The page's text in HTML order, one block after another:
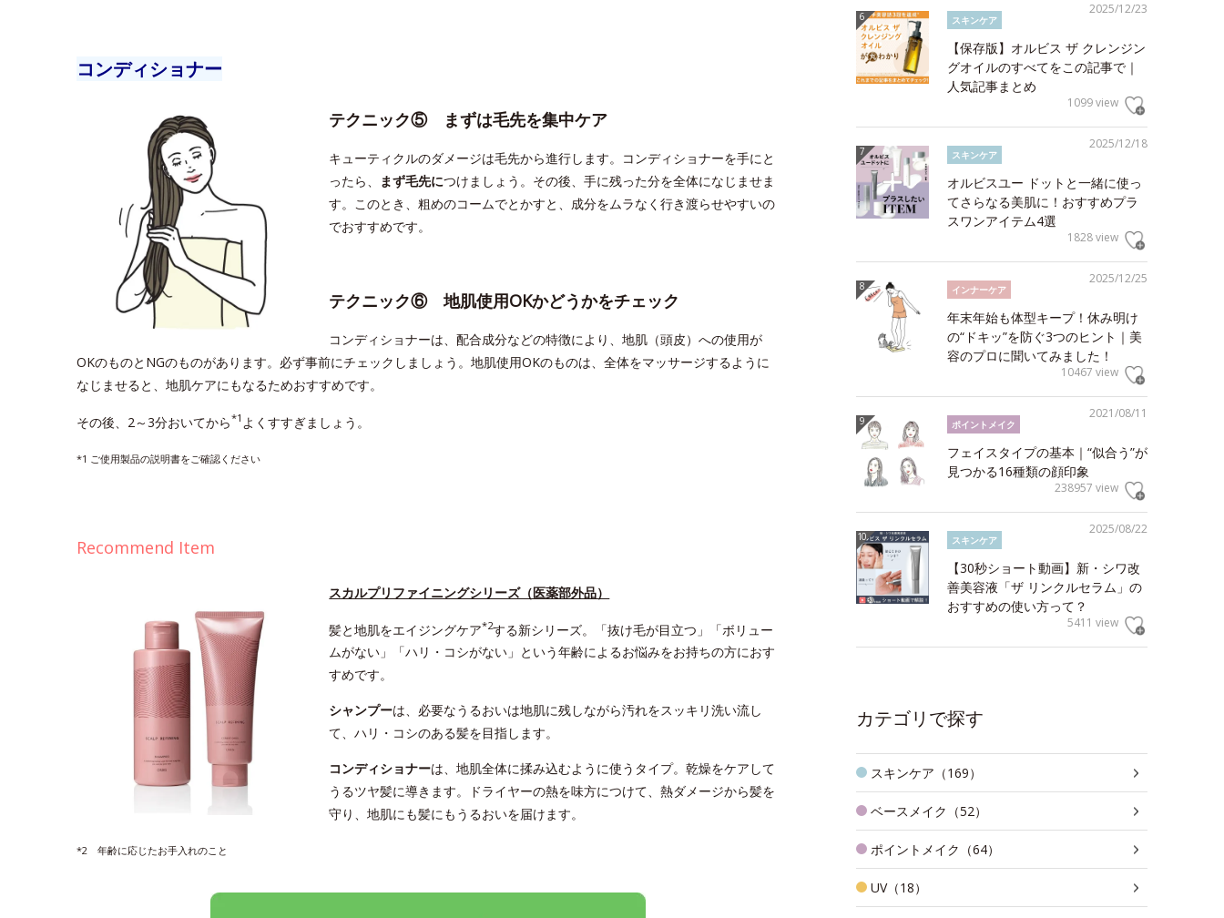
コンディショナー
テクニック⑤ まずは毛先を集中ケア
キューティクルのダメージは毛先から進行します。コンディショナーを手にと
ったら、 まず毛先につけましょう。その後、手に残った分を全体になじませま
す。このとき、粗めのコームでとかすと、成分をムラなく行き渡らせやすいの
でおすすめです。
テクニック⑥ 地肌使用OKかどうかをチェック
コンディショナーは、配合成分などの特徴により、地肌（頭皮）への使用が
OKのものとNGのものがあります。必ず事前にチェックしましょう。地肌使用OKのものは、全体をマッサージするように
なじませると、地肌ケアにもなるためおすすめです。
その後、2～3分おいてから*1 よくすすぎましょう。
*1 ご使用製品の説明書をご確認ください
Recommend Item
スカルプリファイニングシリーズ（医薬部外品）
髪と地肌をエイジングケア*2する新シリーズ。「抜け毛が目立つ」「ボリュー
ムがない」「ハリ・コシがない」という年齢によるお悩みをお持ちの方におす
すめです。
シャンプーは、必要なうるおいは地肌に残しながら汚れをスッキリ洗い流し
て、ハリ・コシのある髪を目指します。
コンディショナーは、地肌全体に揉み込むように使うタイプ。乾燥をケアして
うるツヤ髪に導きます。ドライヤーの熱を味方につけて、熱ダメージから髪を
守り、地肌にも髪にもうるおいを届けます。
*2 年齢に応じたお手入れのこと
2025/12/23
スキンケア
【保存版】オルビス ザ クレンジン
グオイルのすべてをこの記事で｜
人気記事まとめ
1099 view
2025/12/18
スキンケア
オルビスユー ドットと一緒に使っ
てさらなる美肌に！おすすめプラ
スワンアイテム4選
1828 view
2025/12/25
インナーケア
年末年始も体型キープ！休み明け
の“ドキッ”を防ぐ3つのヒント｜美
容のプロに聞いてみました！
10467 view
2021/08/11
ポイントメイク
フェイスタイプの基本｜“似合う”が
見つかる16種類の顔印象
238957 view
2025/08/22
スキンケア
【30秒ショート動画】新・シワ改
善美容液「ザ リンクルセラム」の
おすすめの使い方って？
5411 view
カテゴリで探す
スキンケア（169）
ベースメイク（52）
ポイントメイク（64）
UV（18）